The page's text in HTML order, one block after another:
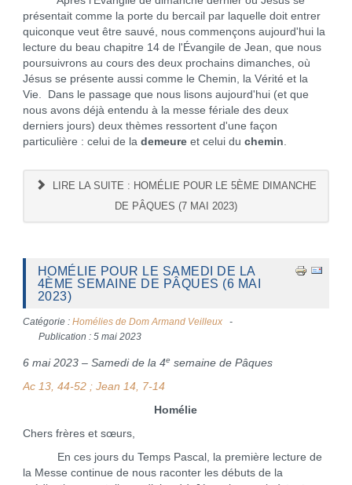
présentait comme la porte du bercail par laquelle doit entrer
quiconque veut être sauvé, nous commençons aujourd'hui la
lecture du beau chapitre 14 de l'Évangile de Jean, que nous
poursuivrons au cours des deux prochains dimanches, où
Jésus se présente aussi comme le Chemin, la Vérité et la
Vie. Dans le passage que nous lisons aujourd'hui (et que
nous avons déjà entendu à la messe fériale des deux
derniers jours) deux thèmes ressortent d'une façon
particulière : celui de la demeureet celui du chemin
LIRE LA SUITE : HOMÉLIE POUR LE 5ÈME DIMANCHE
DE PÂQUES (7 MAI 2023)
HOMÉLIE POUR LE SAMEDI DE LA
4ÈME SEMAINE DE PÂQUES (6 MAI
2023)
Catégorie : Homélies de Dom Armand Veilleux
Publication : 5 mai 2023
6 mai 2023 – Samedi de la 4e semaine de Pâques
Ac 13, 44-52 ; Jean 14, 7-14
Homélie
Chers frères et sœurs,
En ces jours du Temps Pascal, la première lecture de
la Messe continue de nous raconter les débuts de la